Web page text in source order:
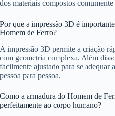
dos materiais compostos
Por que a impressão 3D é
Homem de Ferro?
A impressão 3D permite a criação
com geometria complexa. Além
facilmente ajustado para se adequar
pessoa para pessoa.
Como a armadura do Homem de
perfeitamente ao corpo humano?